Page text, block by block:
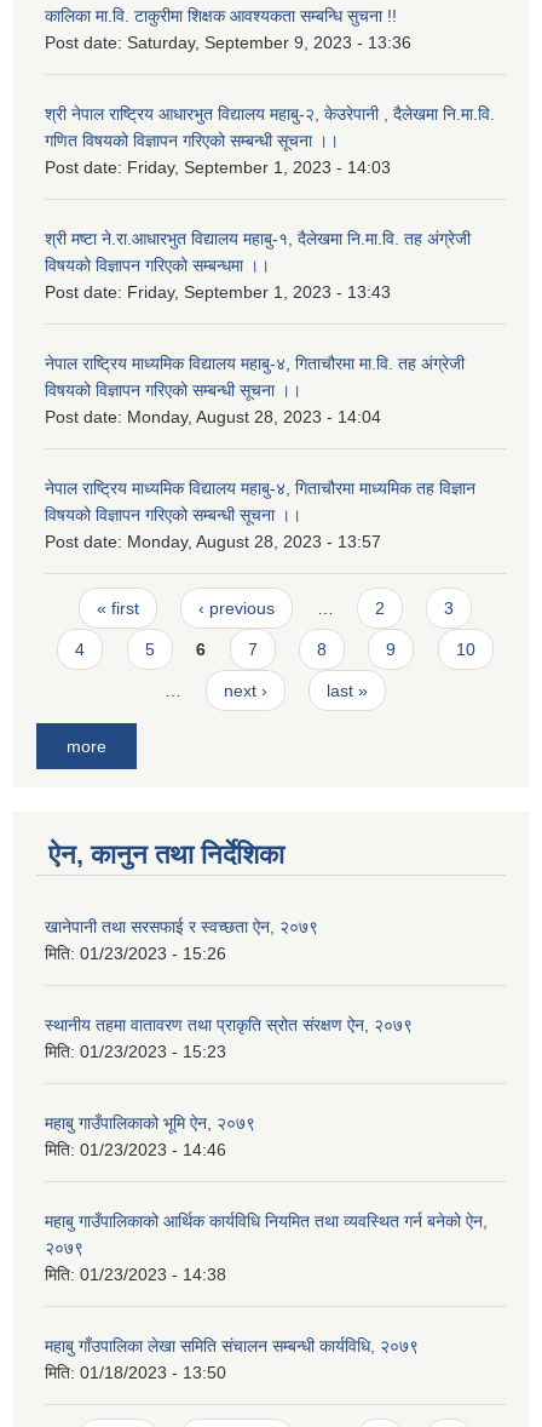
कालिका मा.वि. टाकुरीमा शिक्षक आवश्यकता सम्बन्धि सुचना !!
Post date: Saturday, September 9, 2023 - 13:36
श्री नेपाल राष्ट्रिय आधारभुत विद्यालय महाबु-२, केउरेपानी , दैलेखमा नि.मा.वि.
गणित विषयको विज्ञापन गरिएको सम्बन्धी सूचना ।।
Post date: Friday, September 1, 2023 - 14:03
श्री मष्टा ने.रा.आधारभुत विद्यालय महाबु-१, दैलेखमा नि.मा.वि. तह अंग्रेजी
विषयको विज्ञापन गरिएको सम्बन्धमा ।।
Post date: Friday, September 1, 2023 - 13:43
नेपाल राष्ट्रिय माध्यमिक विद्यालय महाबु-४, गिताचौरमा मा.वि. तह अंग्रेजी
विषयको विज्ञापन गरिएको सम्बन्धी सूचना ।।
Post date: Monday, August 28, 2023 - 14:04
नेपाल राष्ट्रिय माध्यमिक विद्यालय महाबु-४, गिताचौरमा माध्यमिक तह विज्ञान
विषयको विज्ञापन गरिएको सम्बन्धी सूचना ।।
Post date: Monday, August 28, 2023 - 13:57
Pages
« first ‹ previous 2 3
4 5 6 7 8 9 10
next › last »
more
ऐन, कानुन तथा निर्देशिका
खानेपानी तथा सरसफाई र स्वच्छता ऐन, २०७९
मिति: 01/23/2023 - 15:26
स्थानीय तहमा वातावरण तथा प्राकृति स्रोत संरक्षण ऐन, २०७९
मिति: 01/23/2023 - 15:23
महाबु गाउँपालिकाको भूमि ऐन, २०७९
मिति: 01/23/2023 - 14:46
महाबु गाउँपालिकाको आर्थिक कार्यविधि नियमित तथा व्यवस्थित गर्न बनेको ऐन,
२०७९
मिति: 01/23/2023 - 14:38
महाबु गाँउपालिका लेखा समिति संचालन सम्बन्धी कार्यविधि, २०७९
मिति: 01/18/2023 - 13:50